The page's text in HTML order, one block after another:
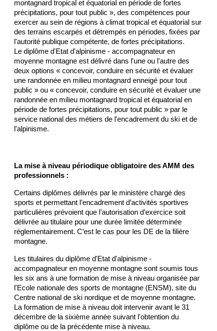
montagnard tropical et équatorial en période de fortes
précipitations, pour tout public », des compétences pour
exercer au sein de régions à climat tropical et équatorial sur
des terrains escarpés et détrempés en périodes, fixées par
l'autorité publique compétente, de fortes précipitations.
Le diplôme d'Etat d'alpinisme - accompagnateur en
moyenne montagne est délivré dans l'une ou l'autre des
deux options « concevoir, conduire en sécurité et évaluer
une randonnée en milieu montagnard enneigé pour tout
public » ou « concevoir, conduire en sécurité et évaluer une
randonnée en milieu montagnard tropical et équatorial en
période de fortes précipitations, pour tout public » par le
service national des métiers de l'encadrement du ski et de
l'alpinisme.
La mise à niveau périodique obligatoire des AMM des
professionnels :
Certains diplômes délivrés par le ministère chargé des
sports et permettant l’encadrement d’activités sportives
particulières prévoient que l’autorisation d’exercice soit
délivrée au titulaire pour une durée limitée déterminée
réglementairement. C’est le cas pour les DE de la filière
montagne.
Les titulaires du diplôme d'Etat d'alpinisme -
accompagnateur en moyenne montagne sont soumis tous
les six ans à une formation de mise à niveau organisée par
l'Ecole nationale des sports de montagne (ENSM), site du
Centre national de ski nordique et de moyenne montagne.
La formation de mise à niveau doit intervenir avant le 31
décembre de la sixième année suivant l'obtention du
diplôme ou de la précédente mise à niveau.